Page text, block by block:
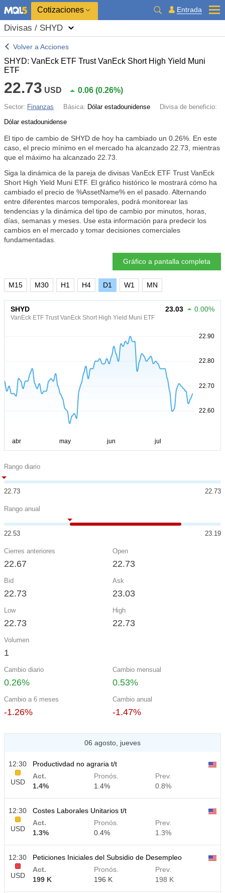
Cotizaciones Entrada
Divisas / SHYD
Volver a Acciones
SHYD: VanEck ETF Trust VanEck Short High Yield Muni
ETF
22.73 USD 0.06 (0.26%)
Sector: Finanzas Básica: Dólar estadounidense
Divisa de beneficio:
Dólar estadounidense
El tipo de cambio de SHYD de hoy ha cambiado un 0.26% . En este
caso, el precio mínimo en el mercado ha alcanzado 22.73, mientras
que el máximo ha alcanzado 22.73.
Siga la dinámica de la pareja de divisas VanEck ETF Trust VanEck
Short High Yield Muni ETF. El gráfico histórico le mostrará cómo ha
cambiado el precio de %AssetName% en el pasado. Alternando
entre diferentes marcos temporales, podrá monitorear las
tendencias y la dinámica del tipo de cambio por minutos, horas,
días, semanas y meses. Use esta información para predecir los
cambios en el mercado y tomar decisiones comerciales
fundamentadas.
Gráfico a pantalla completa
M15 M30 H1 H4 D1 W1 MN
SHYD
VanEck ETF Trust VanEck Short High Yield Muni ETF
23.03 0.00%
Rango diario
22.73 22.73
Rango anual
22.53 23.19
Cierres anteriores
22.67
Open
22.73
Bid
22.73
Ask
23.03
Low
22.73
High
22.73
Volumen
1
Cambio diario
0.26%
Cambio mensual
0.53%
Cambio a 6 meses
-1.26%
Cambio anual
-1.47%
06 agosto, jueves
12:30
USD
Productivdad no agraria t/t
Act.
1.4%
Pronós.
1.4%
Prev.
0.8%
12:30
USD
Costes Laborales Unitarios t/t
Act.
1.3%
Pronós.
0.4%
Prev.
1.3%
12:30
USD
Peticiones Iniciales del Subsidio de Desempleo
Act.
199 K
Pronós.
196 K
Prev.
198 K